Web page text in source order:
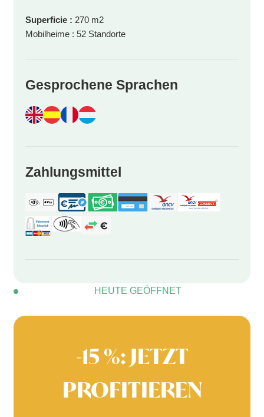
Superficie : 270 m2
Mobilheime : 52 Standorte
Gesprochene Sprachen
Zahlungsmittel
HEUTE GEÖFFNET
-15 %: JETZT
PROFITIEREN